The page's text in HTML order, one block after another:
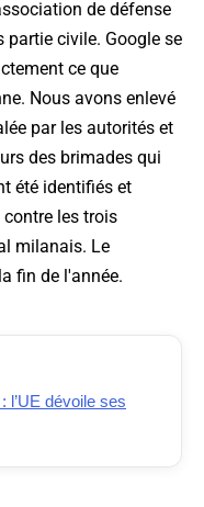
de défense
partie civile. Google se
ce que
Nous avons enlevé
par les autorités et
des brimades qui
été identifiés et
contre les trois
milanais. Le
fin de l'année.
l’UE dévoile ses